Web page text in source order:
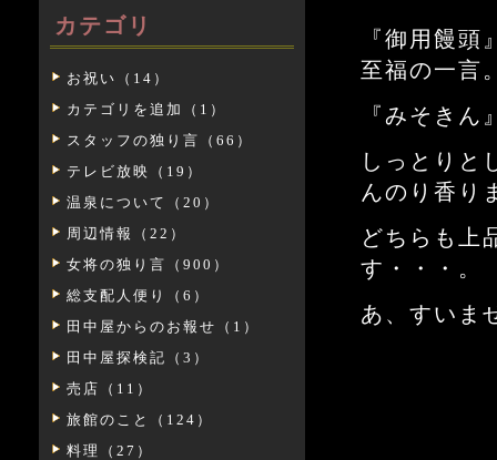
カテゴリ
お祝い（14）
カテゴリを追加（1）
スタッフの独り言（66）
テレビ放映（19）
温泉について（20）
周辺情報（22）
女将の独り言（900）
総支配人便り（6）
田中屋からのお報せ（1）
田中屋探検記（3）
売店（11）
旅館のこと（124）
料理（27）
『御用饅
至福の一言
『みそきん
しっとりと
んのり香り
どちらも上
す・・・。
あ、すいま